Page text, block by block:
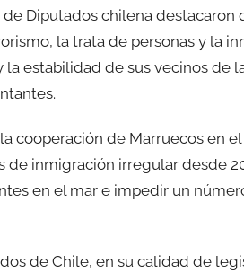
Diputados chilena destacaron
la trata de personas y la
estabilidad de sus vecinos de
cooperación de Marruecos en
de inmigración irregular desde
en el mar e impedir un
de Chile, en su calidad de